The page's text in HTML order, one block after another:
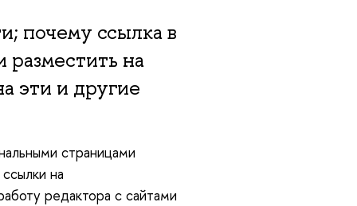
почему ссылка в
разместить на
эти и другие
страницами
на
редактора с сайтами